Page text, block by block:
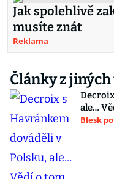
Jak spolehlivě
musíte znát
Reklama
Články z
ale…
Blesk